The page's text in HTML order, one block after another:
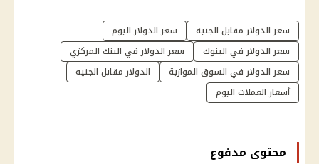
سعر الدولار مقابل الجنيه
سعر الدولار اليوم
سعر الدولار في البنوك
سعر الدولار في البنك المركزي
سعر الدولار في السوق الموازية
الدولار مقابل الجنيه
أسعار العملات اليوم
محتوى مدفوع